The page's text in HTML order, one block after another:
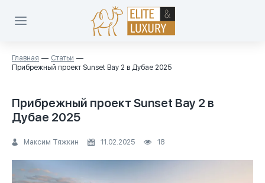
Главная
Статьи
Прибрежный проект Sunset Bay 2 в Дубае 2025
Прибрежный проект Sunset Bay 2 в
Дубае 2025
Максим Тяжкин 11.02.2025 18